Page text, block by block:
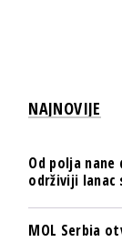
NAJNOVIJE
Od polja nane
održiviji lanac
MOL Serbia